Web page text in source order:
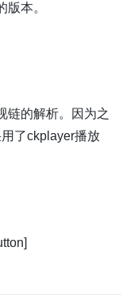
本。
链的解析。因为之
了ckplayer播放